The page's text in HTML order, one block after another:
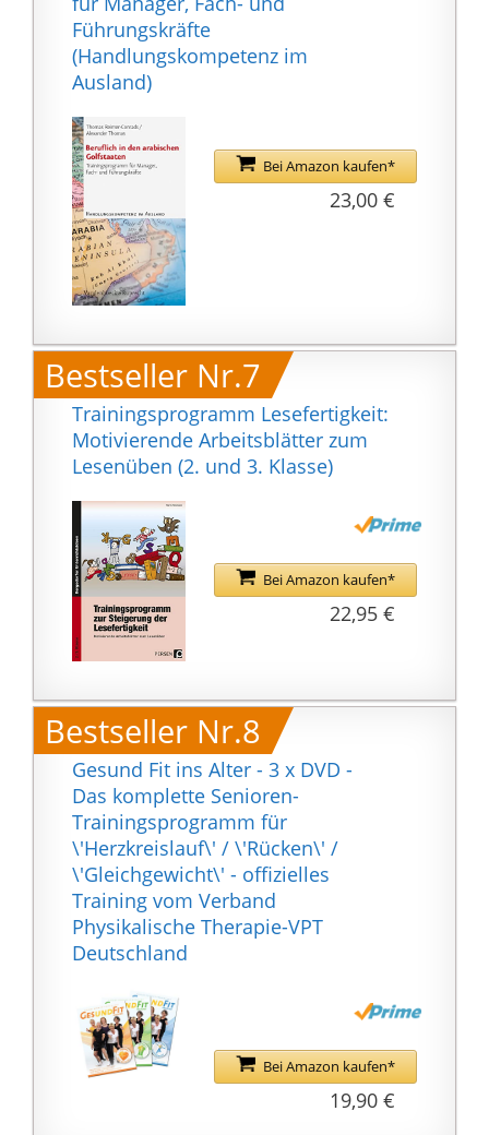
Bildschirmkontrast und
Lesbarkeit zu jeder
Tageszeit und bietet
somit geringeren
Stromverbrauch.
Führungskräfte
(Handlungskompetenz im
Ausland)
Bei Amazon kaufen*
23,00 €
Bestseller Nr.7
Trainingsprogramm Lesefertigkeit:
Motivierende Arbeitsblätter zum
Lesenüben (2. und 3. Klasse)
Bei Amazon kaufen*
22,95 €
Bestseller Nr.8
Gesund Fit ins Alter - 3 x DVD -
Das komplette Senioren-
Trainingsprogramm für
\'Herzkreislauf\' / \'Rücken\' /
\'Gleichgewicht\' - offizielles
Training vom Verband
Physikalische Therapie-VPT
Deutschland
Bei Amazon kaufen*
19,90 €